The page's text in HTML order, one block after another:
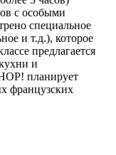
с особыми
специальное
и т.д.), которое
предлагается
и
планирует
французских